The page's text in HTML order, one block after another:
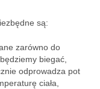
są:
zarówno do
biegać,
odprowadza pot
ciała,